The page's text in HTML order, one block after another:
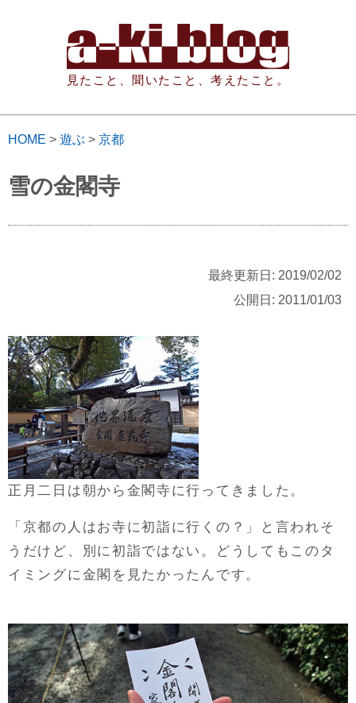
見たこと、聞いたこと、考えたこと。
HOME > 遊ぶ > 京都
雪の金閣寺
最終更新日: 2019/02/02
公開日: 2011/01/03
正月二日は朝から金閣寺に行ってきました。
「京都の人はお寺に初詣に行くの？」と言われそ
うだけど、別に初詣ではない。どうしてもこのタ
イミングに金閣を見たかったんです。